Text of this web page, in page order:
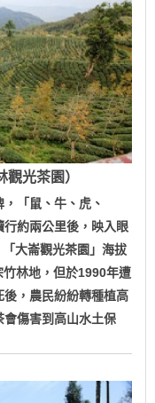
光茶園）
「鼠、牛、虎、
約兩公里後，映入眼
大崙觀光茶園」海拔
林地，但於1990年遭
，農民紛紛轉種植高
傷害到高山水土保